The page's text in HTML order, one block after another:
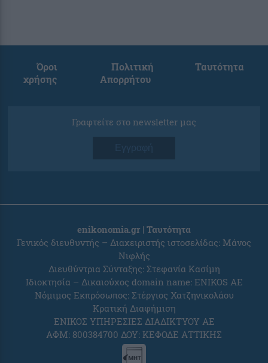
Όροι
χρήσης
Πολιτική
Απορρήτου
Ταυτότητα
Γραφτείτε στο newsletter μας
Εγγραφή
enikonomia.gr | Ταυτότητα
Γενικός διευθυντής – Διαχειριστής ιστοσελίδας: Μάνος
Νιφλής
Διευθύντρια Σύνταξης: Στεφανία Κασίμη
Ιδιοκτησία – Δικαιούχος domain name: ENIKOS AE
Νόμιμος Εκπρόσωπος: Στέργιος Χατζηνικολάου
Κρατική Διαφήμιση
ΕΝΙΚΟΣ ΥΠΗΡΕΣΙΕΣ ΔΙΑΔΙΚΤΥΟΥ ΑΕ
ΑΦΜ: 800384700 ΔΟΥ: ΚΕΦΟΔΕ ΑΤΤΙΚΗΣ